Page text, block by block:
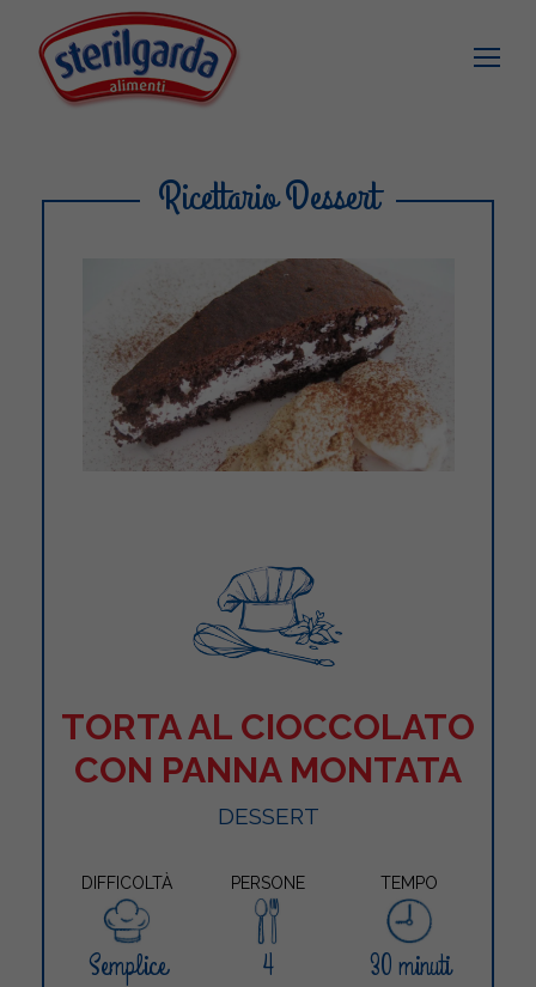
Ricettario Dessert
TORTA AL CIOCCOLATO
CON PANNA MONTATA
DESSERT
DIFFICOLTÀ PERSONE TEMPO
Semplice 4 30 minuti